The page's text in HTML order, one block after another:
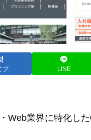
ブ LINE
Web業界に特化した